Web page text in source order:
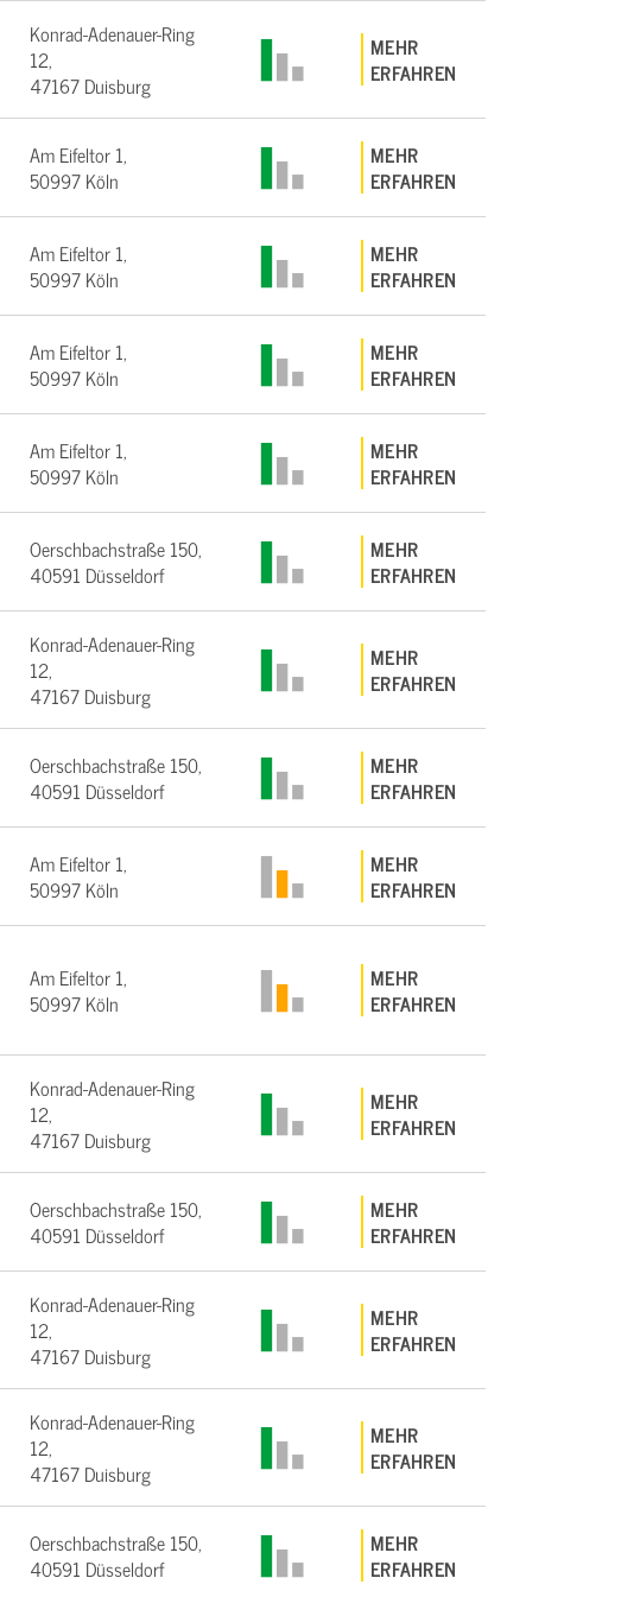
Konrad-Adenauer-Ring
12,
47167 Duisburg
MEHR
ERFAHREN
Am Eifeltor 1,
50997 Köln
MEHR
ERFAHREN
Am Eifeltor 1,
50997 Köln
MEHR
ERFAHREN
Am Eifeltor 1,
50997 Köln
MEHR
ERFAHREN
Am Eifeltor 1,
50997 Köln
MEHR
ERFAHREN
Oerschbachstraße 150,
40591 Düsseldorf
MEHR
ERFAHREN
Konrad-Adenauer-Ring
12,
47167 Duisburg
MEHR
ERFAHREN
Oerschbachstraße 150,
40591 Düsseldorf
MEHR
ERFAHREN
Am Eifeltor 1,
50997 Köln
MEHR
ERFAHREN
Am Eifeltor 1,
50997 Köln
MEHR
ERFAHREN
Konrad-Adenauer-Ring
12,
47167 Duisburg
MEHR
ERFAHREN
Oerschbachstraße 150,
40591 Düsseldorf
MEHR
ERFAHREN
Konrad-Adenauer-Ring
12,
47167 Duisburg
MEHR
ERFAHREN
Konrad-Adenauer-Ring
12,
47167 Duisburg
MEHR
ERFAHREN
Oerschbachstraße 150,
40591 Düsseldorf
MEHR
ERFAHREN